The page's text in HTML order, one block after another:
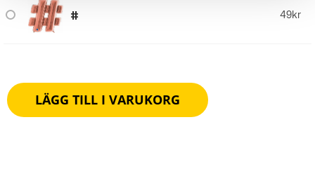
# 49kr
LÄGG TILL I VARUKORG